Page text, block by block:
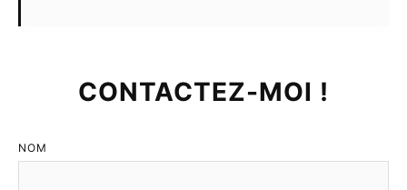
LE PHOTOGRAPHE :Devra respecter sans le
CONTACTEZ-MOI !
NOM